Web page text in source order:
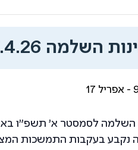
השלמה 9.4.26-17.4.26
- אפריל 17
השלמה לסמסטר א' תשפ"ו
נקבע בעקבות התמשכות המצב